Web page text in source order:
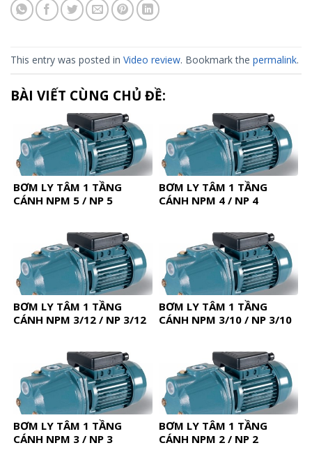
This entry was posted in Video review. Bookmark the permalink.
BÀI VIẾT CÙNG CHỦ ĐỀ:
BƠM LY TÂM 1 TẦNG
CÁNH NPM 5 / NP 5
BƠM LY TÂM 1 TẦNG
CÁNH NPM 4 / NP 4
BƠM LY TÂM 1 TẦNG
CÁNH NPM 3/12 / NP 3/12
BƠM LY TÂM 1 TẦNG
CÁNH NPM 3/10 / NP 3/10
BƠM LY TÂM 1 TẦNG
CÁNH NPM 3 / NP 3
BƠM LY TÂM 1 TẦNG
CÁNH NPM 2 / NP 2